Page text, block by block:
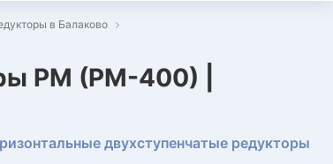
в Балаково
РМ (РМ-400) |
двухступенчатые редукторы